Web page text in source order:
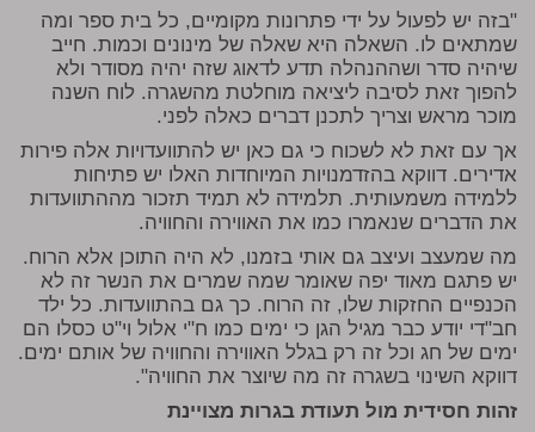
"בזה יש לפעול על ידי פתרונות מקומיים, כל בית ספר ומה
שמתאים לו. השאלה היא שאלה של מינונים וכמות. חייב
שיהיה סדר ושההנהלה תדע לדאוג שזה יהיה מסודר ולא
להפוך זאת לסיבה ליציאה מוחלטת מהשגרה. לוח השנה
מוכר מראש וצריך לתכנן דברים כאלה לפני.
אך עם זאת לא לשכוח כי גם כאן יש להתוועדויות אלה פירות
אדירים. דווקא בהזדמנויות המיוחדות האלו יש פתיחות
ללמידה משמעותית. תלמידה לא תמיד תזכור מההתוועדות
את הדברים שנאמרו כמו את האווירה והחוויה.
מה שמעצב ועיצב גם אותי בזמנו, לא היה התוכן אלא הרוח.
יש פתגם מאוד יפה שאומר שמה שמרים את הנשר זה לא
הכנפיים החזקות שלו, זה הרוח. כך גם בהתוועדות. כל ילד
חב"די יודע כבר מגיל הגן כי ימים כמו ח"י אלול וי"ט כסלו הם
ימים של חג וכל זה רק בגלל האווירה והחוויה של אותם ימים.
דווקא השינוי בשגרה זה מה שיוצר את החוויה".
זהות חסידית מול תעודת בגרות מצויינת